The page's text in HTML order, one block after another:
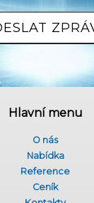
Hlavní menu
O nás
Nabídka
Reference
Ceník